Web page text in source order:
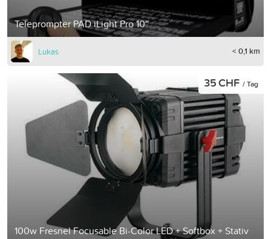
Teleprompter PAD iLight Pro 10''
Lukas < 0,1 km
100w Fresnel Focusable Bi-Color LED + Softbox + Stativ
35 CHF / Tag